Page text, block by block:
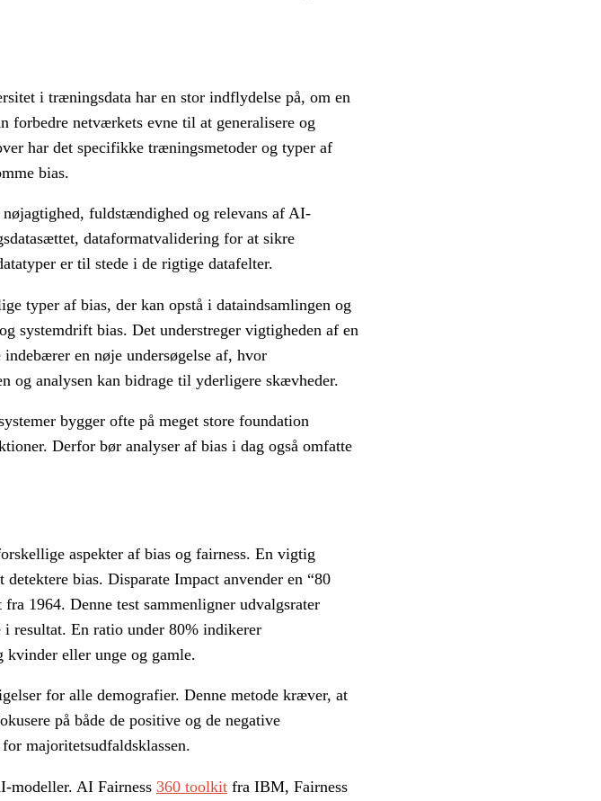
i træningsdata har en stor indflydelse på, om en
forbedre netværkets evne til at generalisere og
har det specifikke træningsmetoder og typer af
bias.
fuldstændighed og relevans af AI-
dataformatvalidering for at sikre
er til stede i de rigtige datafelter.
typer af bias, der kan opstå i dataindsamlingen og
systemdrift bias. Det understreger vigtigheden af en
en nøje undersøgelse af, hvor
og analysen kan bidrage til yderligere skævheder.
bygger ofte på meget store foundation
Derfor bør analyser af bias i dag også omfatte
aspekter af bias og fairness. En vigtig
bias. Disparate Impact anvender en “80
1964. Denne test sammenligner udvalgsrater
resultat. En ratio under 80% indikerer
eller unge og gamle.
for alle demografier. Denne metode kræver, at
på både de positive og de negative
majoritetsudfaldsklassen.
modeller. AI Fairness 360 toolkit fra IBM, Fairness